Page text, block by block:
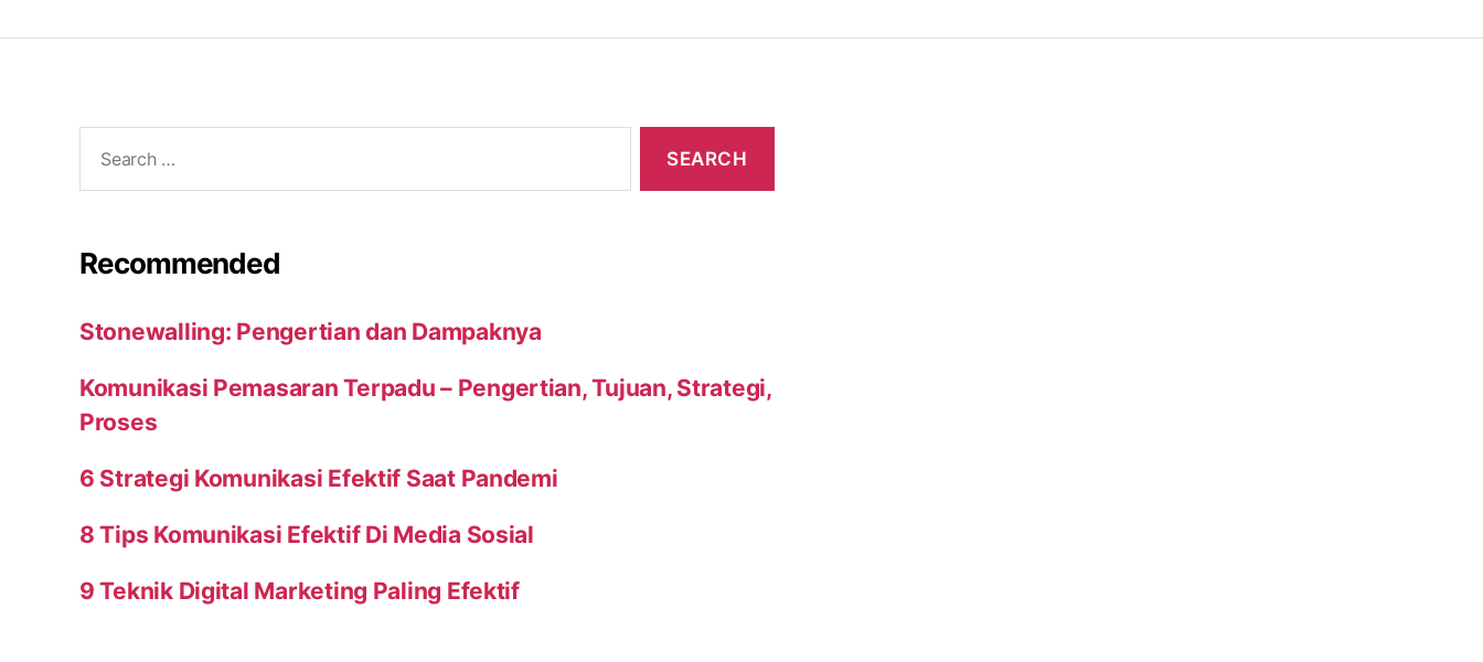
for:
Recommended
Stonewalling: Pengertian dan Dampaknya
Komunikasi Pemasaran Terpadu – Pengertian, Tujuan, Strategi,
Proses
6 Strategi Komunikasi Efektif Saat Pandemi
8 Tips Komunikasi Efektif Di Media Sosial
9 Teknik Digital Marketing Paling Efektif